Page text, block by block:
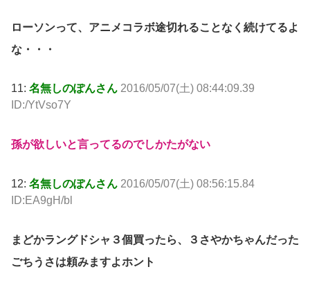
ローソンって、アニメコラボ途切れることなく続けてるよ
な・・・
11: 名無しのぽんさん 2016/05/07(土) 08:44:09.39
ID:/YtVso7Y
孫が欲しいと言ってるのでしかたがない
12: 名無しのぽんさん 2016/05/07(土) 08:56:15.84
ID:EA9gH/bl
まどかラングドシャ３個買ったら、３さやかちゃんだった
ごちうさは頼みますよホント